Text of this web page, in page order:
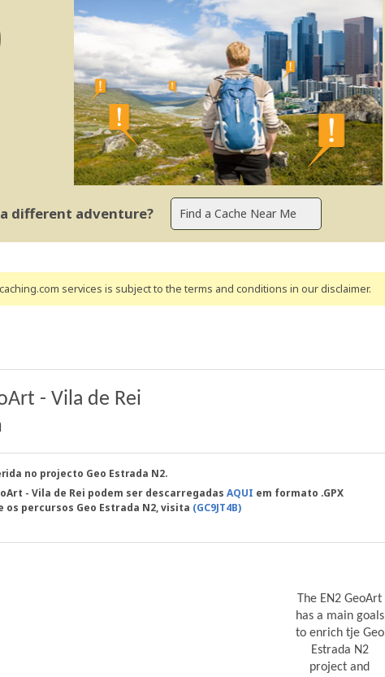
different adventure?
services is subject to the terms and conditions in our disclaimer.
- Vila de Rei
no projecto Geo Estrada N2.
- Vila de Rei podem ser descarregadas AQUI em formato .GPX
percursos Geo Estrada N2, visita (GC9JT4B)
The EN2 GeoArt
has a main goals
to enrich tje Geo
Estrada N2
project and